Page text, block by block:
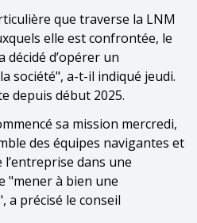
que traverse la LNM
elle est confrontée, le
décidé d’opérer un
société", a-t-il indiqué jeudi.
depuis début 2025.
sa mission mercredi,
des équipes navigantes et
dans une
"mener à bien une
précisé le conseil